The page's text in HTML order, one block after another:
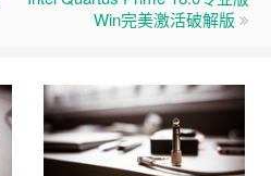
Win完美激活破解版